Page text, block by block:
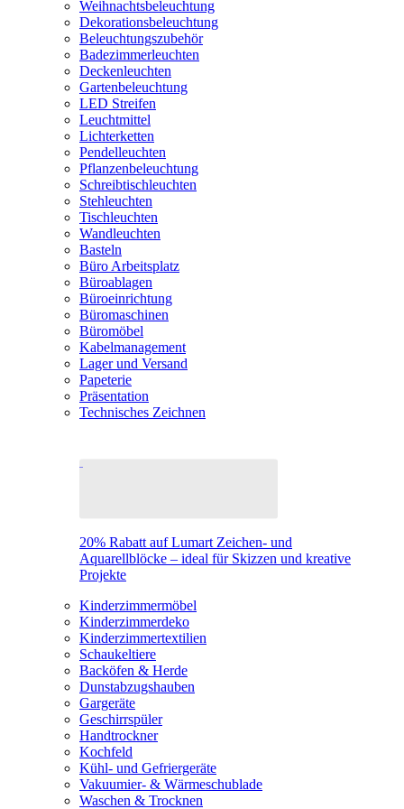
Weihnachtsbeleuchtung
Dekorationsbeleuchtung
Beleuchtungszubehör
Badezimmerleuchten
Deckenleuchten
Gartenbeleuchtung
LED Streifen
Leuchtmittel
Lichterketten
Pendelleuchten
Pflanzenbeleuchtung
Schreibtischleuchten
Stehleuchten
Tischleuchten
Wandleuchten
Basteln
Büro Arbeitsplatz
Büroablagen
Büroeinrichtung
Büromaschinen
Büromöbel
Kabelmanagement
Lager und Versand
Papeterie
Präsentation
Technisches Zeichnen
20% Rabatt auf Lumart Zeichen- und
Aquarellblöcke – ideal für Skizzen und kreative
Projekte
Kinderzimmermöbel
Kinderzimmerdeko
Kinderzimmertextilien
Schaukeltiere
Backöfen & Herde
Dunstabzugshauben
Gargeräte
Geschirrspüler
Handtrockner
Kochfeld
Kühl- und Gefriergeräte
Vakuumier- & Wärmeschublade
Waschen & Trocknen